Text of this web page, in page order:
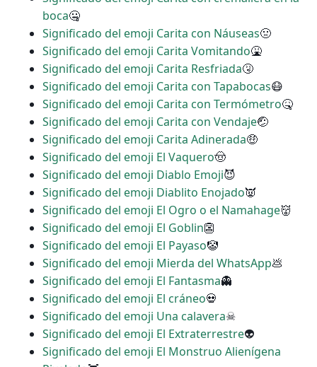
boca🤐
Significado del emoji Carita con Náuseas🤢
Significado del emoji Carita Vomitando🤮
Significado del emoji Carita Resfriada🤧
Significado del emoji Carita con Tapabocas😷
Significado del emoji Carita con Termómetro🤒
Significado del emoji Carita con Vendaje🤕
Significado del emoji Carita Adinerada🤑
Significado del emoji El Vaquero🤠
Significado del emoji Diablo Emoji😈
Significado del emoji Diablito Enojado👿
Significado del emoji El Ogro o el Namahage👹
Significado del emoji El Goblin👺
Significado del emoji El Payaso🤡
Significado del emoji Mierda del WhatsApp💩
Significado del emoji El Fantasma👻
Significado del emoji El cráneo💀
Significado del emoji Una calavera☠
Significado del emoji El Extraterrestre👽
Significado del emoji El Monstruo Alienígena